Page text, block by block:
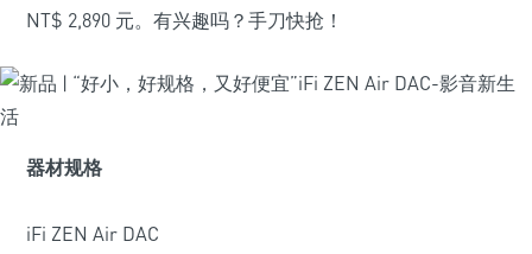
NT$ 2,890 元。有兴趣吗？手刀快抢！
器材规格
iFi ZEN Air DAC